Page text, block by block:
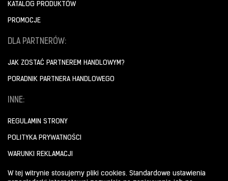
KATALOG PRODUKTÓW
PROMOCJE
DLA PARTNERÓW:
JAK ZOSTAĆ PARTNEREM HANDLOWYM?
PORADNIK PARTNERA HANDLOWEGO
INNE:
REGULAMIN STRONY
POLITYKA PRYWATNOŚCI
WARUNKI REKLAMACJI
W tej witrynie stosujemy pliki cookies. Standardowe ustawienia